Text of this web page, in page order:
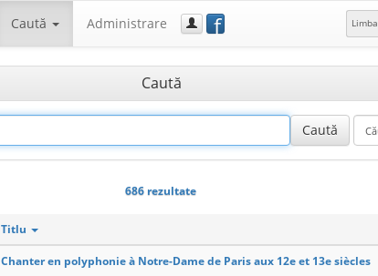
Caută Administrare f Limba
Caută
686 rezultate
Titlu
Chanter en polyphonie à Notre-Dame de Paris aux 12e et 13e siècles